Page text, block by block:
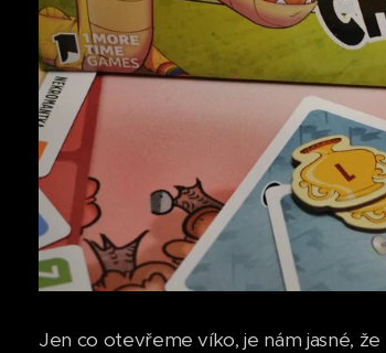
Jen co otevřeme víko, je nám jasné,